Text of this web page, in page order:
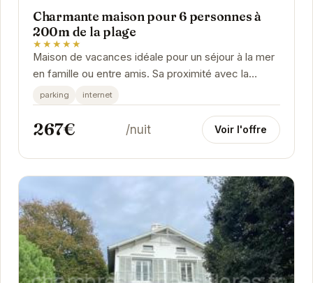
Charmante maison pour 6 personnes à
200m de la plage
★★★★★
Maison de vacances idéale pour un séjour à la mer
en famille ou entre amis. Sa proximité avec la
plage, son confort et sa capacité d’accueil...
parking internet
267€ /nuit Voir l'offre